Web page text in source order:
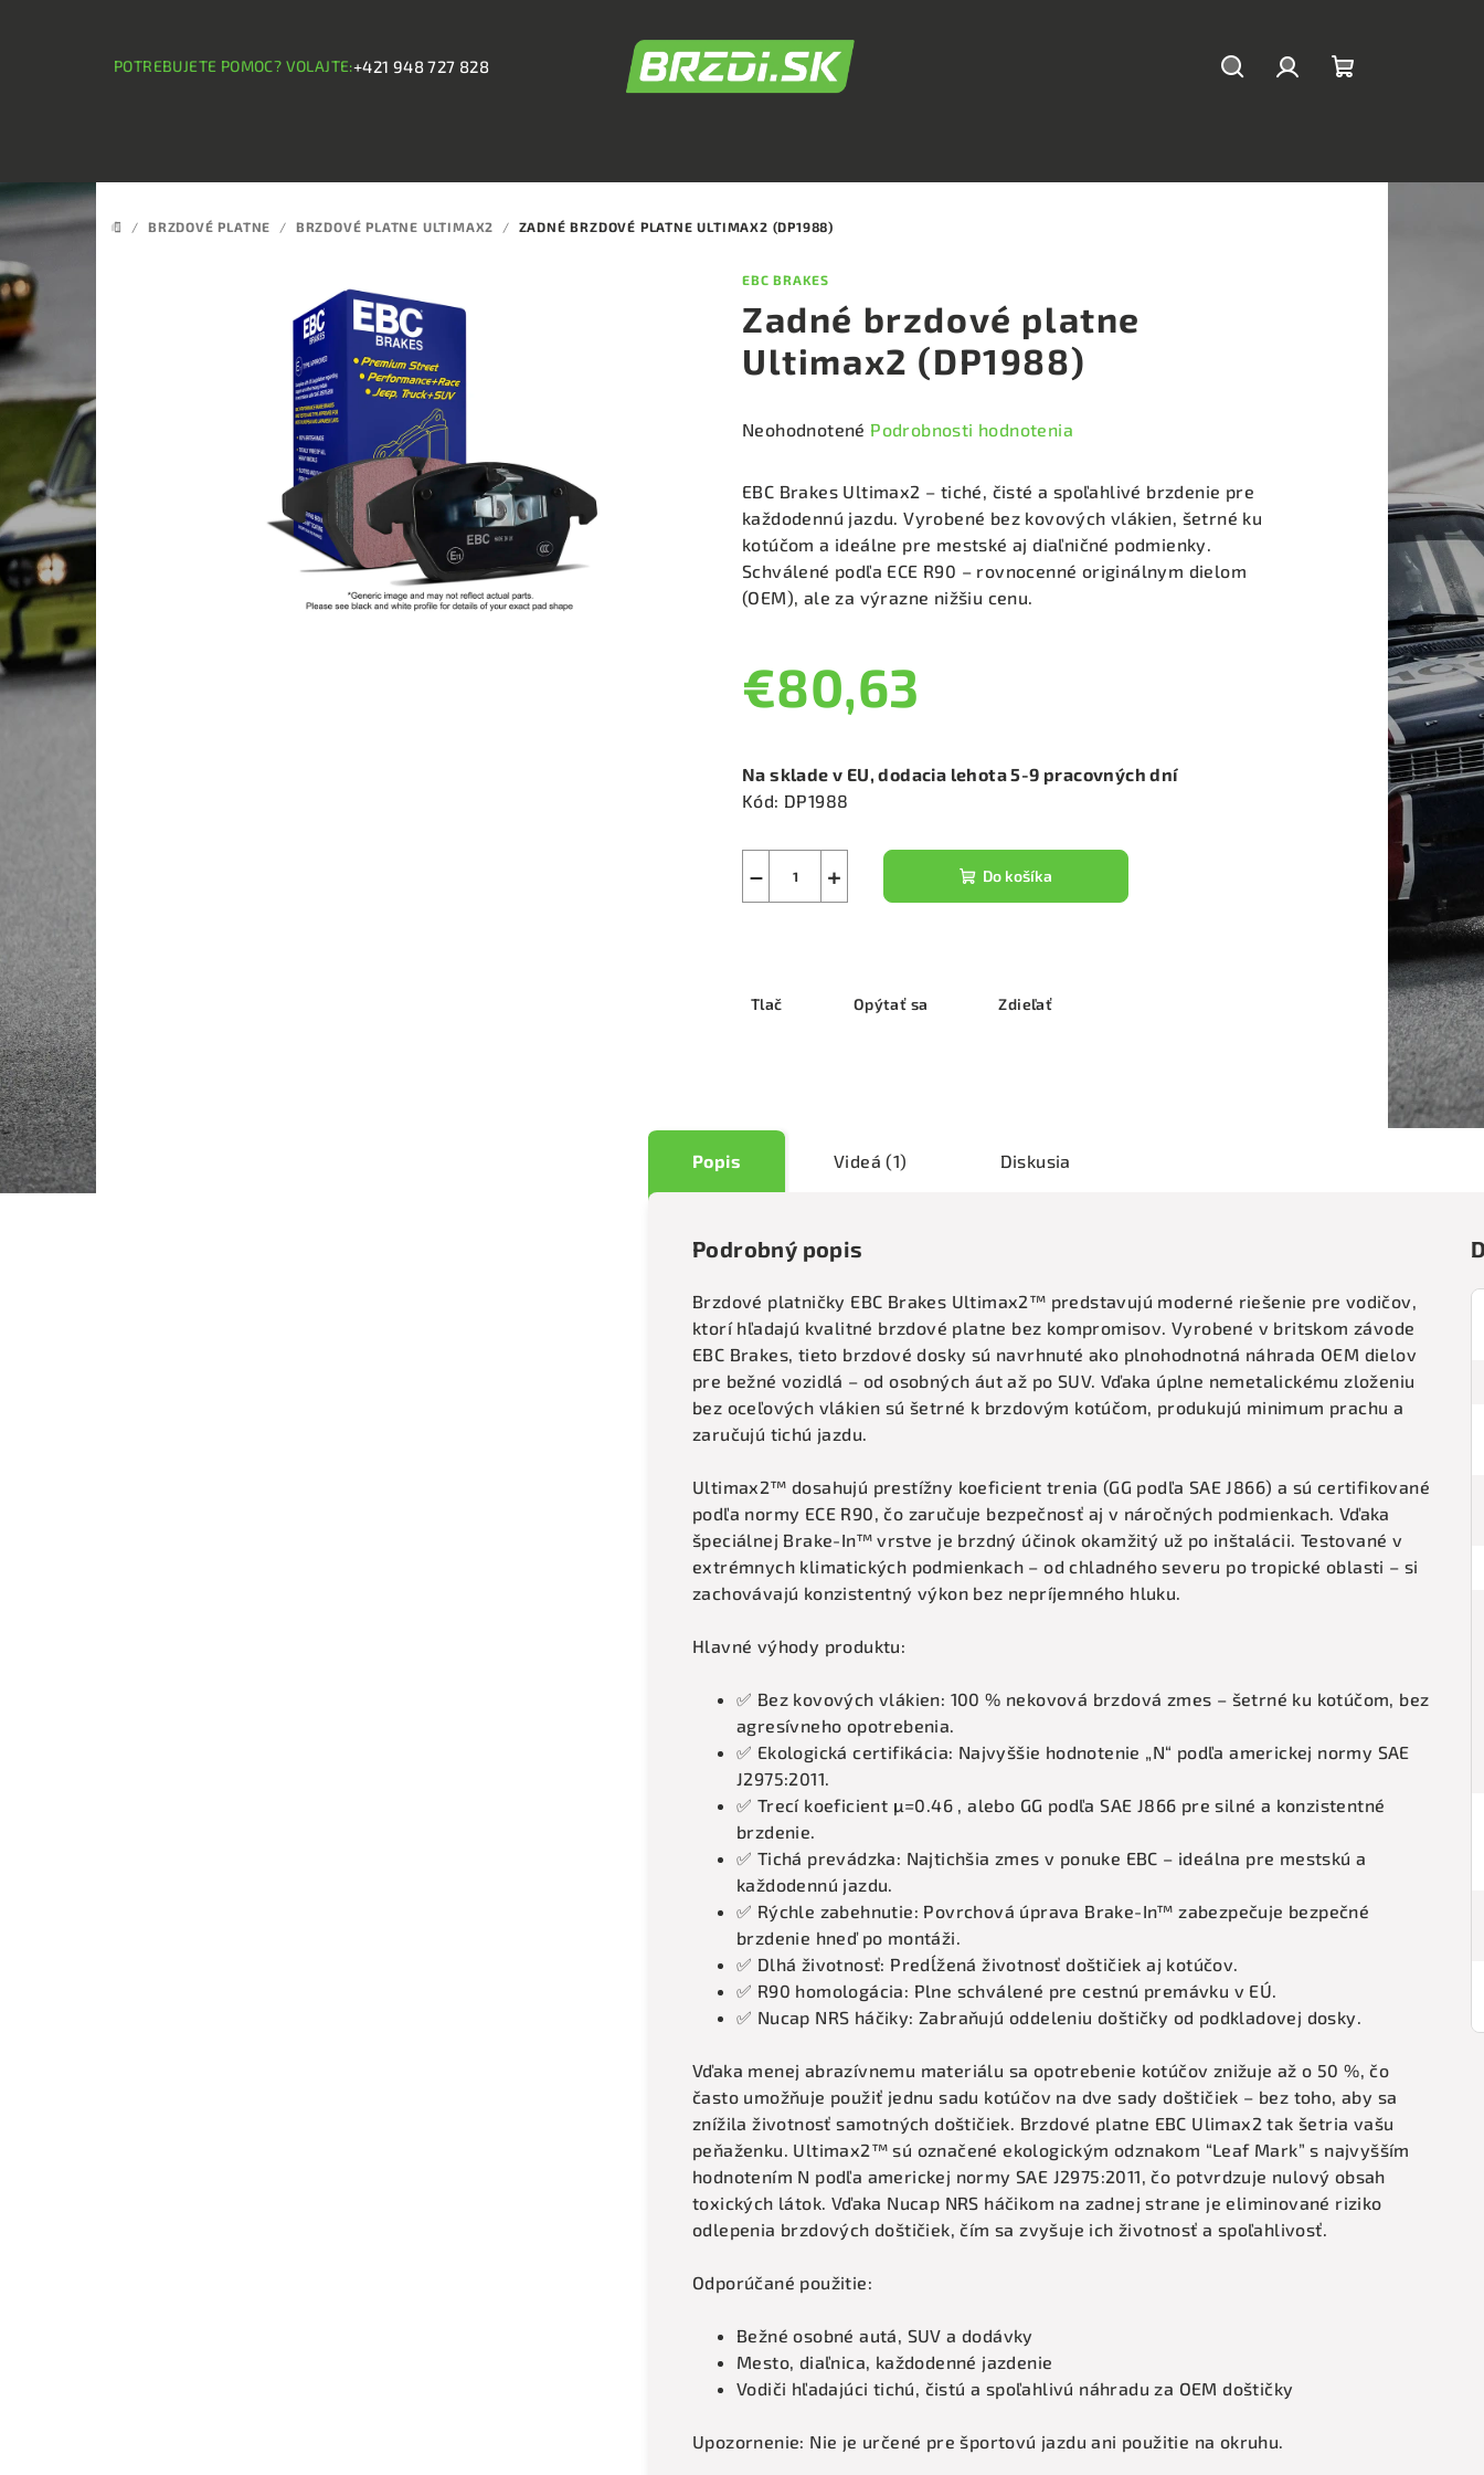
POTREBUJETE POMOC? VOLAJTE:+421 948 727 828
DOMOV
/ BRZDOVÉ PLATNE / BRZDOVÉ PLATNE ULTIMAX2 / ZADNÉ BRZDOVÉ PLATNE ULTIMAX2 (DP1988)
EBC BRAKES
Zadné brzdové platne
Ultimax2 (DP1988)
Priemerné
produktu
je
0,0
z
5
hviezdičiek.
Neohodnotené Podrobnosti hodnotenia
EBC Brakes Ultimax2 – tiché, čisté a spoľahlivé brzdenie pre
každodennú jazdu. Vyrobené bez kovových vlákien, šetrné ku
kotúčom a ideálne pre mestské aj diaľničné podmienky.
Schválené podľa ECE R90 – rovnocenné originálnym dielom
(OEM), ale za výrazne nižšiu cenu.
€80,63
cena:
Na sklade v EU, dodacia lehota 5-9 pracovných dní
Kód: DP1988
+
− Do košíka
Tlač Opýtať sa Zdieľať
Popis Videá (1) Diskusia
Podrobný popis
Brzdové platničky EBC Brakes Ultimax2™ predstavujú moderné riešenie pre vodičov,
ktorí hľadajú kvalitné brzdové platne bez kompromisov. Vyrobené v britskom závode
EBC Brakes, tieto brzdové dosky sú navrhnuté ako plnohodnotná náhrada OEM dielov
pre bežné vozidlá – od osobných áut až po SUV. Vďaka úplne nemetalickému zloženiu
bez oceľových vlákien sú šetrné k brzdovým kotúčom, produkujú minimum prachu a
zaručujú tichú jazdu.
Ultimax2™ dosahujú prestížny koeficient trenia (GG podľa SAE J866) a sú certifikované
podľa normy ECE R90, čo zaručuje bezpečnosť aj v náročných podmienkach. Vďaka
špeciálnej Brake-In™ vrstve je brzdný účinok okamžitý už po inštalácii. Testované v
extrémnych klimatických podmienkach – od chladného severu po tropické oblasti – si
zachovávajú konzistentný výkon bez nepríjemného hluku.
Hlavné výhody produktu:
✅ Bez kovových vlákien: 100 % nekovová brzdová zmes – šetrné ku kotúčom, bez
agresívneho opotrebenia.
✅ Ekologická certifikácia: Najvyššie hodnotenie „N“ podľa americkej normy SAE
J2975:2011.
✅ Trecí koeficient μ=0.46 , alebo GG podľa SAE J866 pre silné a konzistentné
brzdenie.
✅ Tichá prevádzka: Najtichšia zmes v ponuke EBC – ideálna pre mestskú a
každodennú jazdu.
✅ Rýchle zabehnutie: Povrchová úprava Brake-In™ zabezpečuje bezpečné
brzdenie hneď po montáži.
✅ Dlhá životnosť: Predĺžená životnosť doštičiek aj kotúčov.
✅ R90 homologácia: Plne schválené pre cestnú premávku v EÚ.
✅ Nucap NRS háčiky: Zabraňujú oddeleniu doštičky od podkladovej dosky.
Vďaka menej abrazívnemu materiálu sa opotrebenie kotúčov znižuje až o 50 %, čo
často umožňuje použiť jednu sadu kotúčov na dve sady doštičiek – bez toho, aby sa
znížila životnosť samotných doštičiek. Brzdové platne EBC Ulimax2 tak šetria vašu
peňaženku. Ultimax2™ sú označené ekologickým odznakom “Leaf Mark” s najvyšším
hodnotením N podľa americkej normy SAE J2975:2011, čo potvrdzuje nulový obsah
toxických látok. Vďaka Nucap NRS háčikom na zadnej strane je eliminované riziko
odlepenia brzdových doštičiek, čím sa zvyšuje ich životnosť a spoľahlivosť.
Odporúčané použitie:
Bežné osobné autá, SUV a dodávky
Mesto, diaľnica, každodenné jazdenie
Vodiči hľadajúci tichú, čistú a spoľahlivú náhradu za OEM doštičky
Upozornenie: Nie je určené pre športovú jazdu ani použitie na okruhu.